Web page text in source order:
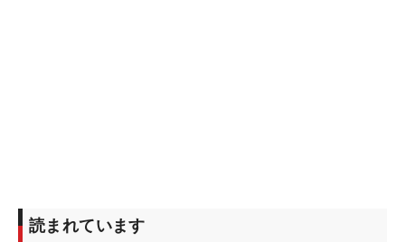
読まれています